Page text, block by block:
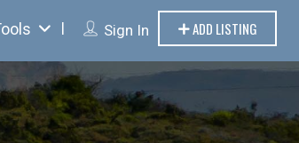
Sign In ADD LISTING